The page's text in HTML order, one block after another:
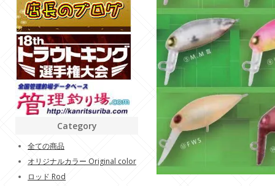
Category
全ての商品
オリジナルカラー Original color
ロッド Rod